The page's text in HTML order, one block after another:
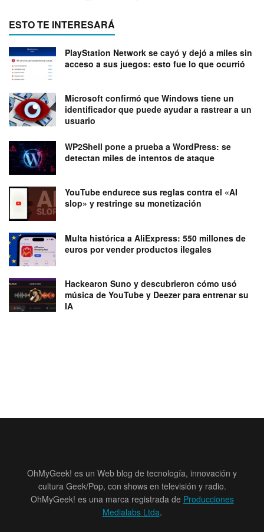
ESTO TE INTERESARÁ
PlayStation Network se cayó y dejó a miles sin
acceso a sus juegos: esto fue lo que ocurrió
Microsoft confirmó que Windows tiene un
identificador que puede ayudar a rastrear a un
usuario
WP2Shell pone a prueba a WordPress: se
detectan miles de intentos de ataque
YouTube endurece sus reglas contra el «AI
slop» y restringe su monetización
Multa histórica a AliExpress: 550 millones de
euros por vender productos ilegales
Hackearon Suno y descubrieron cómo usó
música de YouTube y Deezer para entrenar su
IA
OhMyGeek! es un Web blog de tecnología, innovación y
cultura Geek/Pop, con shows en televisión y radio.
OhMyGeek! es una marca registrada de Producciones
Medialabs Ltda.